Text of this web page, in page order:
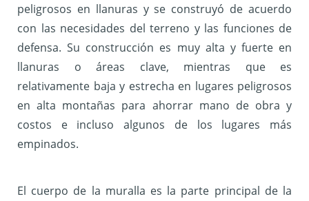
peligrosos en llanuras y se construyó de acuerdo
con las necesidades del terreno y las funciones de
defensa. Su construcción es muy alta y fuerte en
llanuras o áreas clave, mientras que es
relativamente baja y estrecha en lugares peligrosos
en alta montañas para ahorrar mano de obra y
costos e incluso algunos de los lugares más
empinados.
El cuerpo de la muralla es la parte principal de la